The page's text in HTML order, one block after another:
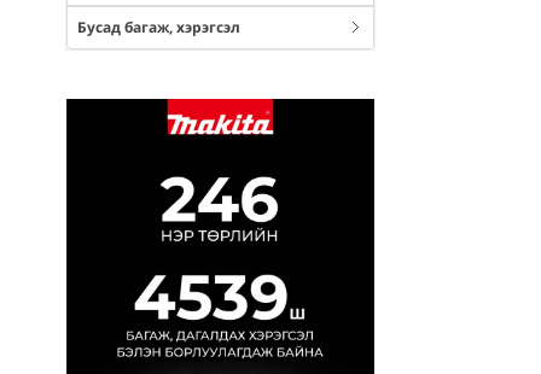
Бусад багаж, хэрэгсэл